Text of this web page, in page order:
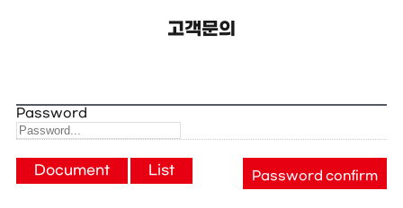
고객문의
Password
Document List Password confirm